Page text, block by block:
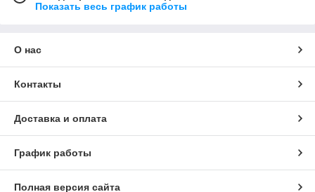
Показать весь график работы
О нас
Контакты
Доставка и оплата
График работы
Полная версия сайта